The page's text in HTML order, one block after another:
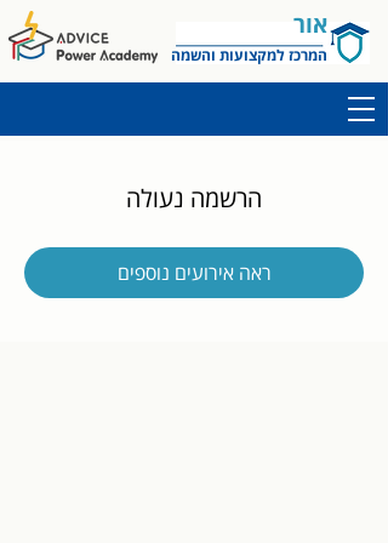
אור
המרכז למקצועות והשמה
הרשמה נעולה
ראה אירועים נוספים